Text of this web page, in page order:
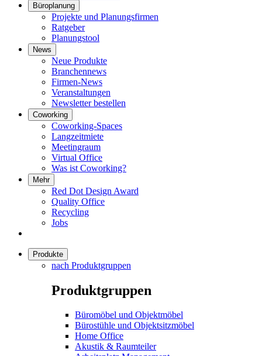
Büroplanung
Projekte und Planungsfirmen
Ratgeber
Planungstool
News
Neue Produkte
Branchennews
Firmen-News
Veranstaltungen
Newsletter bestellen
Coworking
Coworking-Spaces
Langzeitmiete
Meetingraum
Virtual Office
Was ist Coworking?
Mehr
Red Dot Design Award
Quality Office
Recycling
Jobs
Produkte
nach Produktgruppen
Produktgruppen
Büromöbel und Objektmöbel
Bürostühle und Objektsitzmöbel
Home Office
Akustik & Raumteiler